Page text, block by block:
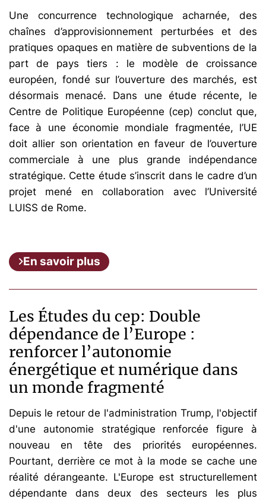
Une concurrence technologique acharnée, des
chaînes d’approvisionnement perturbées et des
pratiques opaques en matière de subventions de la
part de pays tiers : le modèle de croissance
européen, fondé sur l’ouverture des marchés, est
désormais menacé. Dans une étude récente, le
Centre de Politique Européenne (cep) conclut que,
face à une économie mondiale fragmentée, l’UE
doit allier son orientation en faveur de l’ouverture
commerciale à une plus grande indépendance
stratégique. Cette étude s’inscrit dans le cadre d’un
projet mené en collaboration avec l’Université
LUISS de Rome.
En savoir plus
Les Études du cep: Double
dépendance de l’Europe :
renforcer l’autonomie
énergétique et numérique dans
un monde fragmenté
Depuis le retour de l'administration Trump, l'objectif
d'une autonomie stratégique renforcée figure à
nouveau en tête des priorités européennes.
Pourtant, derrière ce mot à la mode se cache une
réalité dérangeante. L'Europe est structurellement
dépendante dans deux des secteurs les plus